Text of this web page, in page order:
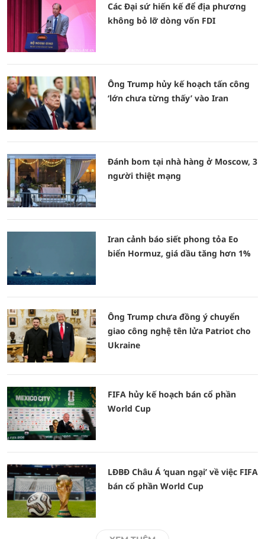
Các Đại sứ hiến kế để địa phương
không bỏ lỡ dòng vốn FDI
Ông Trump hủy kế hoạch tấn công
‘lớn chưa từng thấy’ vào Iran
Đánh bom tại nhà hàng ở Moscow, 3
người thiệt mạng
Iran cảnh báo siết phong tỏa Eo
biển Hormuz, giá dầu tăng hơn 1%
Ông Trump chưa đồng ý chuyển
giao công nghệ tên lửa Patriot cho
Ukraine
FIFA hủy kế hoạch bán cổ phần
World Cup
LĐBĐ Châu Á ‘quan ngại’ về việc FIFA
bán cổ phần World Cup